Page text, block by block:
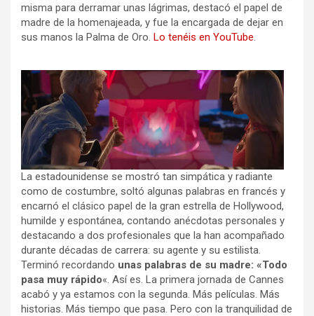
misma para derramar unas lágrimas, destacó el papel de
madre de la homenajeada, y fue la encargada de dejar en
sus manos la Palma de Oro. Lo tenéis en YouTube
La estadounidense se mostró tan simpática y radiante
como de costumbre, soltó algunas palabras en francés y
encarnó el clásico papel de la gran estrella de Hollywood,
humilde y espontánea, contando anécdotas personales y
destacando a dos profesionales que la han acompañado
durante décadas de carrera: su agente y su estilista.
Terminó recordando unas palabras de su madre: «Todo
pasa muy rápido«. Así es. La primera jornada de Cannes
acabó y ya estamos con la segunda. Más películas. Más
historias. Más tiempo que pasa. Pero con la tranquilidad de